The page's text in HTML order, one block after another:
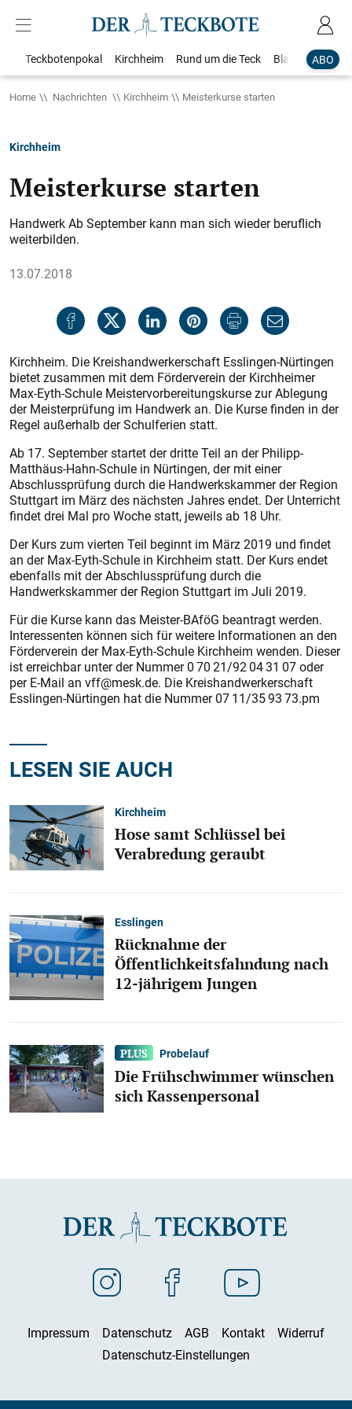
ABO
Teckbotenpokal Kirchheim Rund um die Teck Blaulicht
Home Nachrichten Kirchheim Meisterkurse starten
Kirchheim
Meisterkurse starten
Handwerk Ab September kann man sich wieder beruflich
weiterbilden.
13.07.2018
Kirchheim. Die Kreishandwerkerschaft Esslingen-Nürtingen
bietet zusammen mit dem Förderverein der Kirchheimer
Max-Eyth-Schule Meistervorbereitungskurse zur Ablegung
der Meisterprüfung im Handwerk an. Die Kurse finden in der
Regel außerhalb der Schulferien statt.
Ab 17. September startet der dritte Teil an der Philipp-
Matthäus-Hahn-Schule in Nürtingen, der mit einer
Abschlussprüfung durch die Handwerkskammer der Region
Stuttgart im März des nächsten Jahres endet. Der Unterricht
findet drei Mal pro Woche statt, jeweils ab 18 Uhr.
Der Kurs zum vierten Teil beginnt im März 2019 und findet
an der Max-Eyth-Schule in Kirchheim statt. Der Kurs endet
ebenfalls mit der Abschlussprüfung durch die
Handwerkskammer der Region Stuttgart im Juli 2019.
Für die Kurse kann das Meister-BAföG beantragt werden.
Interessenten können sich für weitere Informationen an den
Förderverein der Max-Eyth-Schule Kirchheim wenden. Dieser
ist erreichbar unter der Nummer 0 70 21/92 04 31 07 oder
per E-Mail an vff@mesk.de. Die Kreishandwerkerschaft
Esslingen-Nürtingen hat die Nummer 07 11/35 93 73.pm
LESEN SIE AUCH
Kirchheim
Hose samt Schlüssel bei
Verabredung geraubt
Esslingen
Rücknahme der
Öffentlichkeitsfahndung nach
12-jährigem Jungen
Probelauf
Die Frühschwimmer wünschen
sich Kassenpersonal
Impressum Datenschutz AGB Kontakt
Widerruf
Datenschutz-Einstellungen